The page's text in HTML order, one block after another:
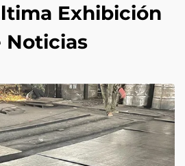
Exhibición
Noticias